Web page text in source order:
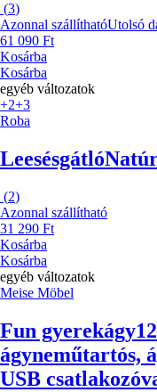
(3)
Azonnal szállíthatóUtolsó
61 090 Ft
Kosárba
Kosárba
egyéb változatok
+2+3
Roba
Leesésgátló
(2)
Azonnal szállítható
31 290 Ft
Kosárba
Kosárba
egyéb változatok
Meise Möbel
Fun gyerekágy
ágyneműtartós,
USB